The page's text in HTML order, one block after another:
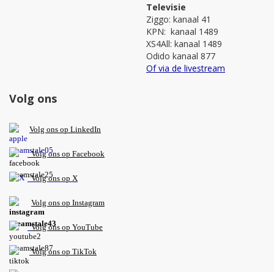
Televisie
Ziggo: kanaal 41
KPN: kanaal 1489
XS4All: kanaal 1489
Odido kanaal 877
Of via de livestream
Volg ons
Volg ons op LinkedIn
Volg ons op Facebook
Volg ons op X
Volg ons op Instagram
Volgons op YouTube
Volg ons op TikTok